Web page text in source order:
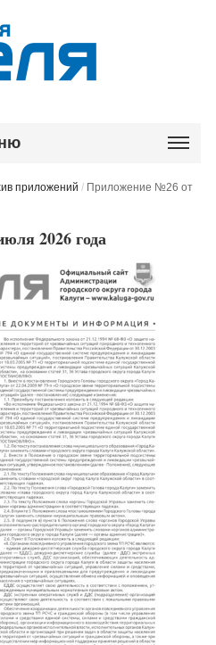
приложений / Приложение №26 от
2026 года